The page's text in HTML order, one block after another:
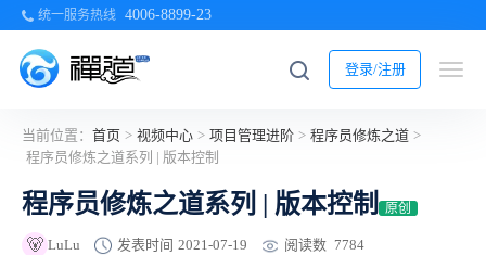
统一服务热线 4006-8899-23
登录/注册
当前位置： 首页 > 视频中心 > 项目管理进阶 > 程序员修炼之道 >
程序员修炼之道系列 | 版本控制
程序员修炼之道系列 | 版本控制 原创
🐻 LuLu 发表时间 2021-07-19 阅读数 7784